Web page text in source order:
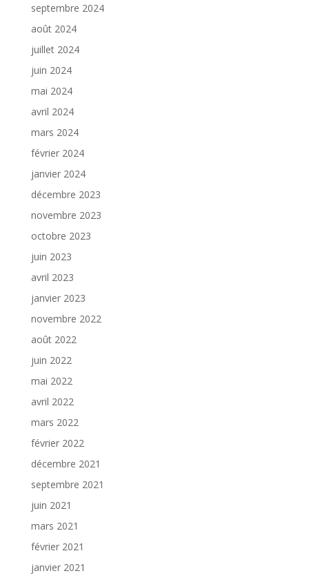
septembre 2024
août 2024
juillet 2024
juin 2024
mai 2024
avril 2024
mars 2024
février 2024
janvier 2024
décembre 2023
novembre 2023
octobre 2023
juin 2023
avril 2023
janvier 2023
novembre 2022
août 2022
juin 2022
mai 2022
avril 2022
mars 2022
février 2022
décembre 2021
septembre 2021
juin 2021
mars 2021
février 2021
janvier 2021